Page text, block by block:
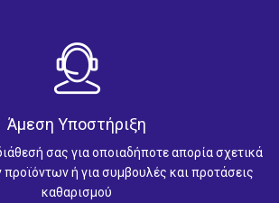
Άμεση Υποστήριξη
σας για οποιαδήποτε απορία σχετικά
ή για συμβουλές και προτάσεις
καθαρισμού